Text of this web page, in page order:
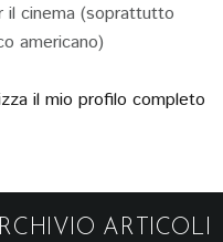
il cinema (soprattutto
americano)
il mio profilo completo
ARTICOLI